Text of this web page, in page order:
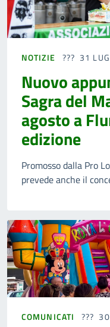
NOTIZIE 31
Nuovo
Sagra del
agosto a
edizione
Promosso dalla Pro
prevede anche il
COMUNICATI